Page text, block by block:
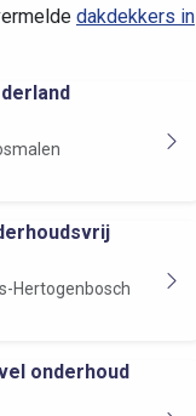
dakdekkers in
Hertogenbosch
onderhoud